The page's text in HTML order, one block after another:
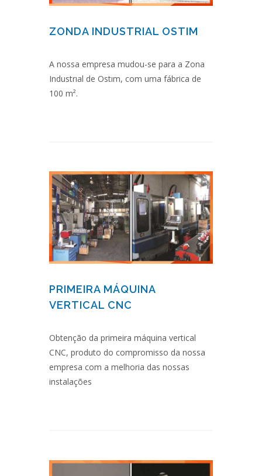
ZONDA INDUSTRIAL OSTIM
A nossa empresa mudou-se para a Zona
Industrıal de Ostım, com uma fábrica de
100 m².
PRIMEIRA MÁQUINA
VERTICAL CNC
Obtenção da primeira máquina vertical
CNC, produto do compromisso da nossa
empresa com a melhoria das nossas
instalações